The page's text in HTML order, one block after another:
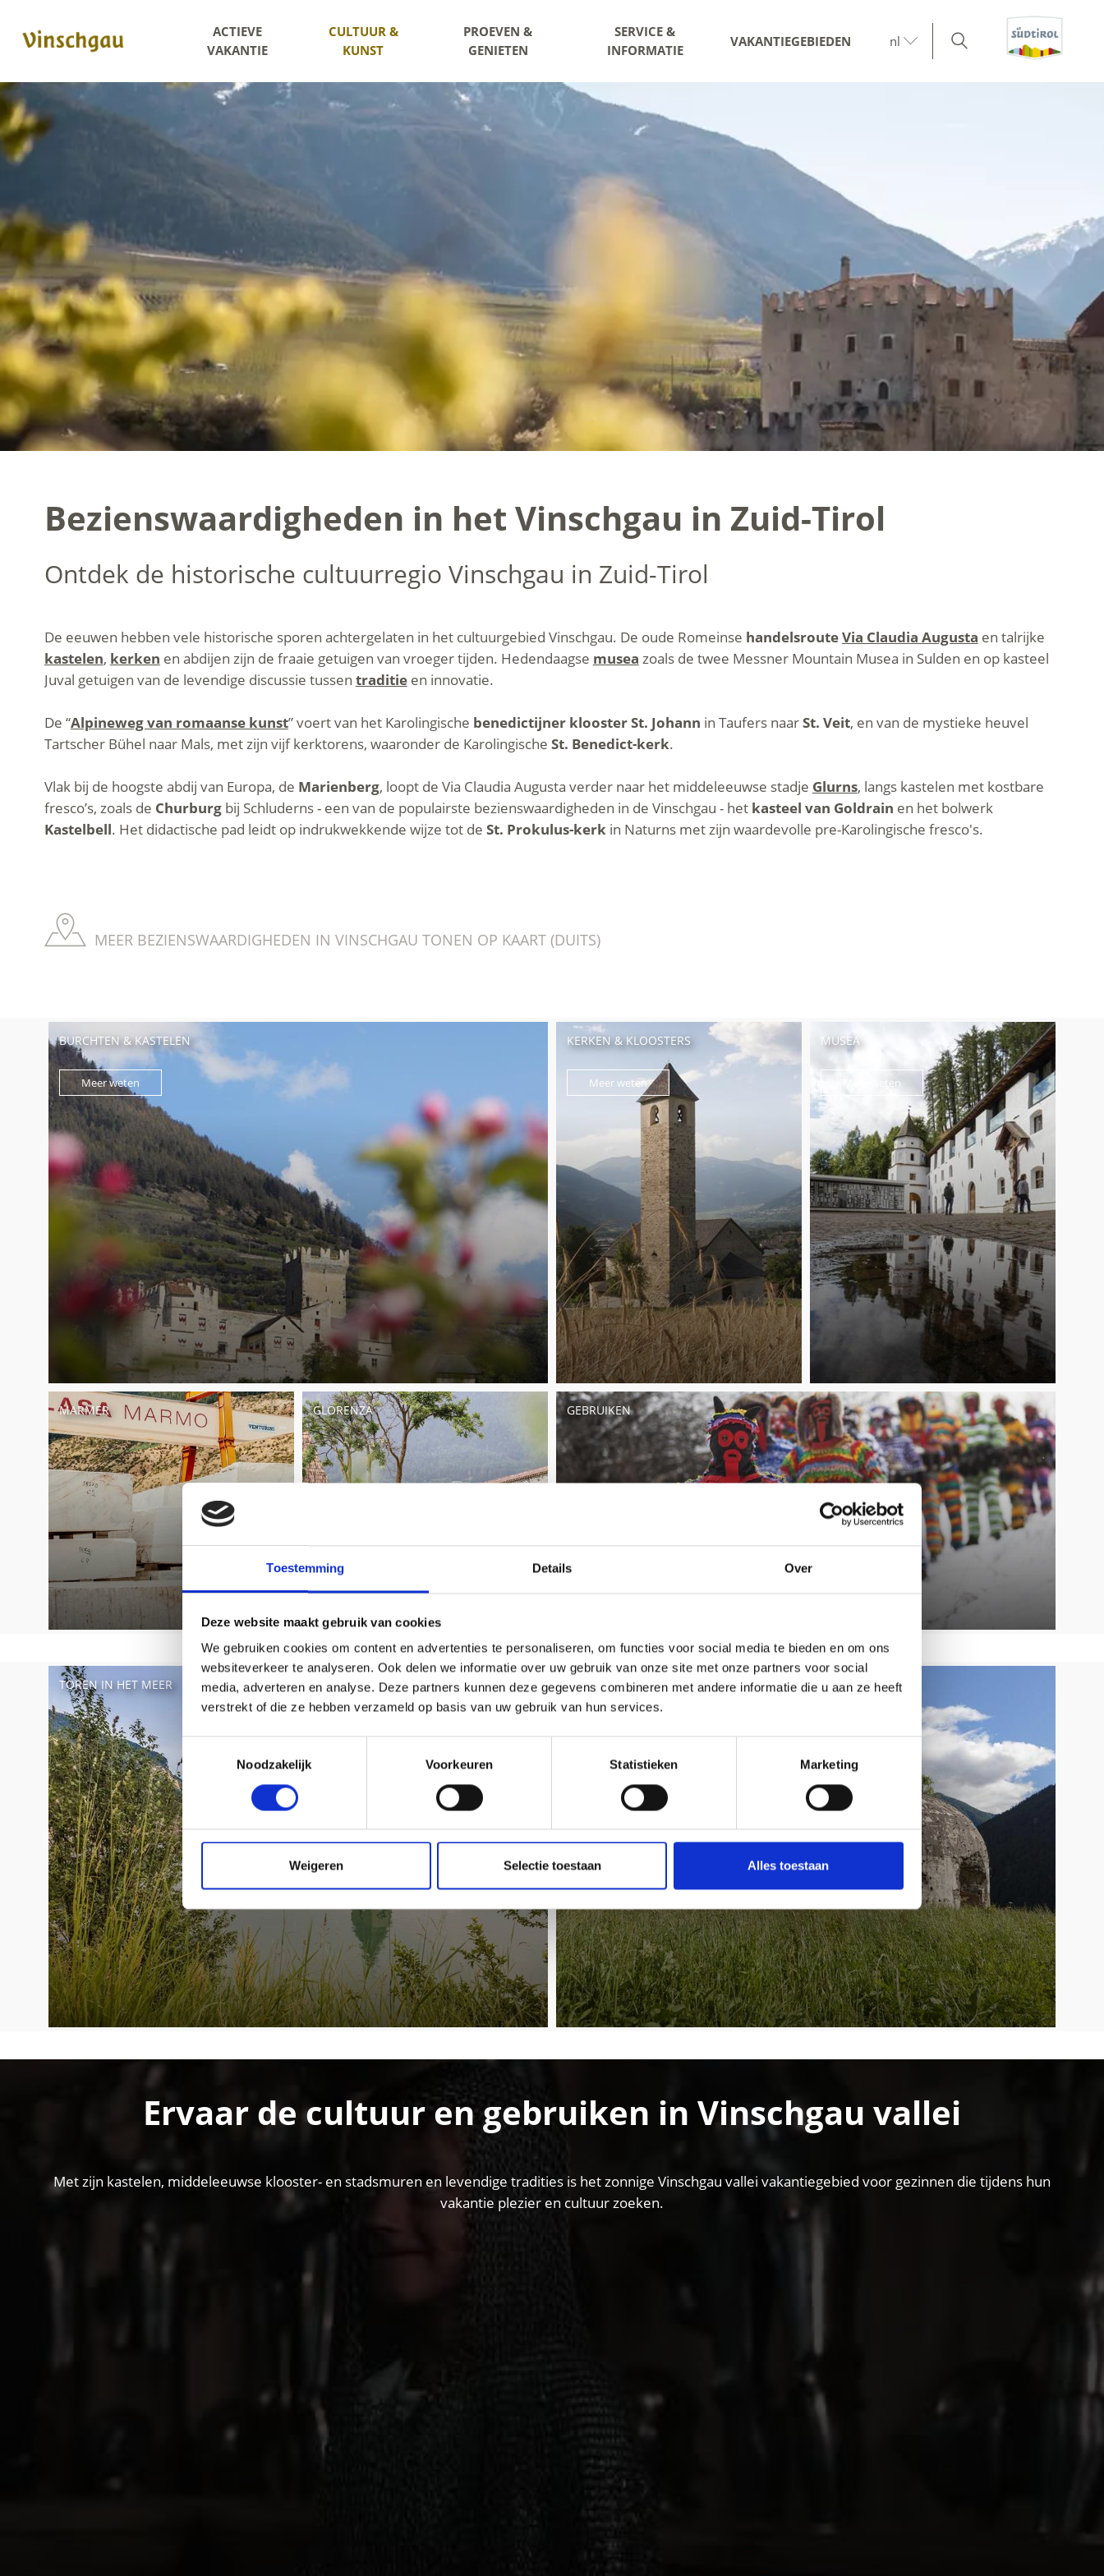
Toestemming Details Over
Deze website maakt gebruik van cookies
We gebruiken cookies om content en advertenties te personaliseren, om functies voor social media te bieden en om ons
websiteverkeer te analyseren. Ook delen we informatie over uw gebruik van onze site met onze partners voor social
media, adverteren en analyse. Deze partners kunnen deze gegevens combineren met andere informatie die u aan ze heeft
verstrekt of die ze hebben verzameld op basis van uw gebruik van hun services.
Noodzakelijk
Voorkeuren Statistieken Marketing
Weigeren Selectie toestaan Alles toestaan
ACTIEVE
VAKANTIE
CULTUUR &
KUNST
PROEVEN &
GENIETEN
SERVICE &
INFORMATIE
VAKANTIEGEBIEDEN nl
Bezienswaardigheden in het Vinschgau in Zuid-Tirol
Ontdek de historische cultuurregio Vinschgau in Zuid-Tirol
De eeuwen hebben vele historische sporen achtergelaten in het cultuurgebied Vinschgau. De oude Romeinse handelsrouteVia Claudia Augusta en talrijke
kastelen, kerken en abdijen zijn de fraaie getuigen van vroeger tijden. Hedendaagse musea zoals de twee Messner Mountain Musea in Sulden en op kasteel
Juval getuigen van de levendige discussie tussen traditieen innovatie.
De “Alpineweg van romaanse kunst” voert van het Karolingische benedictijner klooster St. Johann in Taufers naarSt. Veit, en van de mystieke heuvel
Tartscher Bühel naar Mals, met zijn vijf kerktorens, waaronder de Karolingische St. Benedict-kerk.
Vlak bij de hoogste abdij van Europa, de Marienberg, loopt de Via Claudia Augusta verder naar het middeleeuwse stadje Glurns, langs kastelen met kostbare
fresco’s, zoals de Churburgbij Schluderns - een van de populairste bezienswaardigheden in de Vinschgau - het kasteel van Goldrain en het bolwerk
Kastelbell. Het didactische pad leidt op indrukwekkende wijze tot de St. Prokulus-kerkin Naturns met zijn waardevolle pre-Karolingische fresco's.
MEER BEZIENSWAARDIGHEDEN IN VINSCHGAU TONEN OP KAART (DUITS)
BURCHTEN & KASTELEN
Meer weten
KERKEN & KLOOSTERS
Meer weten
MUSEA
Meer weten
MARMER GLORENZA GEBRUIKEN
TOREN IN HET MEER BUNKERS
Ervaar de cultuur en gebruiken in Vinschgau vallei
Met zijn kastelen, middeleeuwse klooster- en stadsmuren en levendige tradities is het zonnige Vinschgau vallei vakantiegebied voor gezinnen die tijdens hun
vakantie plezier en cultuur zoeken.